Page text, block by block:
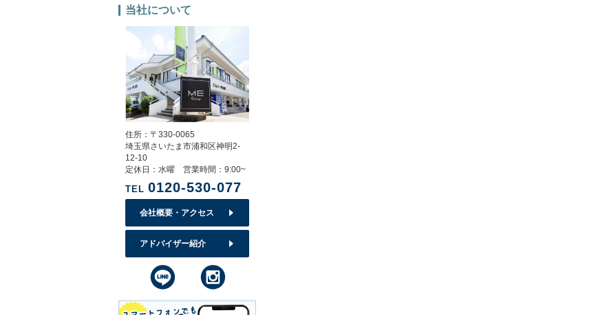
当社について
住所：〒330-0065
埼玉県さいたま市浦和区神明2-
12-10
定休日：水曜 営業時間：9:00~
TEL 0120-530-077
会社概要・アクセス
アドバイザー紹介